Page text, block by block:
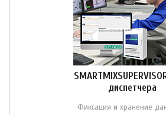
диспетчера
Фиксация и хранение